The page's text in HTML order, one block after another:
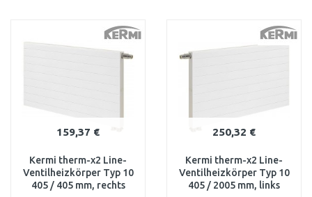
Vergleichen Vergleichen
159,37 €
Kermi therm-x2 Line-
Ventilheizkörper Typ 10
405 / 405 mm, rechts
250,32 €
Kermi therm-x2 Line-
Ventilheizkörper Typ 10
405 / 2005 mm, links